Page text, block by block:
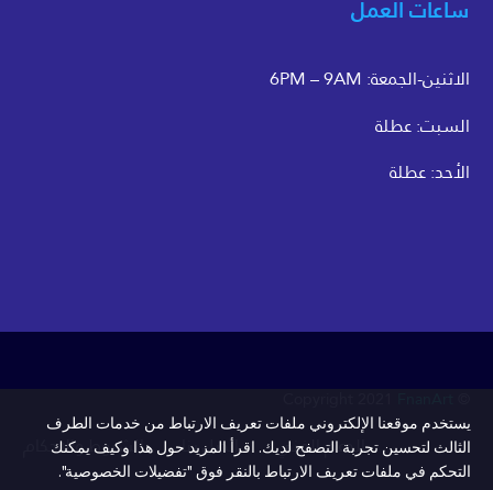
ساعات العمل
الاثنين-الجمعة: 6PM – 9AM
السبت: عطلة
الأحد: عطلة
الدعم الفني اتصل بنا الشروط والاحكام
يستخدم موقعنا الإلكتروني ملفات تعريف الارتباط من خدمات الطرف
الثالث لتحسين تجربة التصفح لديك. اقرأ المزيد حول هذا وكيف يمكنك
التحكم في ملفات تعريف الارتباط بالنقر فوق "تفضيلات الخصوصية".